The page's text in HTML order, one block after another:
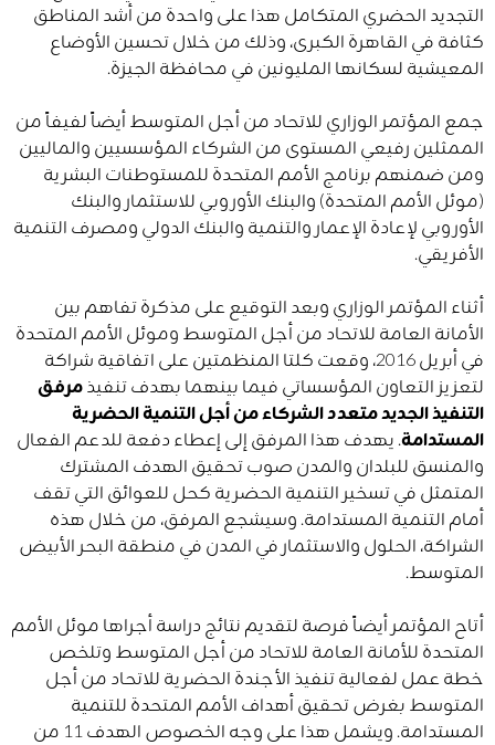
التجديد الحضري المتكامل هذا على واحدة من أشد المناطق
كثافة في القاهرة الكبرى، وذلك من خلال تحسين الأوضاع
المعيشية لسكانها المليونين في محافظة الجيزة.
جمع المؤتمر الوزاري للاتحاد من أجل المتوسط أيضاً لفيفاً من
الممثلين رفيعي المستوى من الشركاء المؤسسيين والماليين
ومن ضمنهم برنامج الأمم المتحدة للمستوطنات البشرية
(موئل الأمم المتحدة) والبنك الأوروبي للاستثمار والبنك
الأوروبي لإعادة الإعمار والتنمية والبنك الدولي ومصرف التنمية
الأفريقي.
أثناء المؤتمر الوزاري وبعد التوقيع على مذكرة تفاهم بين
الأمانة العامة للاتحاد من أجل المتوسط وموئل الأمم المتحدة
في أبريل 2016، وقعت كلتا المنظمتين على اتفاقية شراكة
لتعزيز التعاون المؤسساتي فيما بينهما بهدف تنفيذ مرفق
التنفيذ الجديد متعدد الشركاء من أجل التنمية الحضرية
المستدامة. يهدف هذا المرفق إلى إعطاء دفعة للدعم الفعال
والمنسق للبلدان والمدن صوب تحقيق الهدف المشترك
المتمثل في تسخير التنمية الحضرية كحل للعوائق التي تقف
أمام التنمية المستدامة. وسيشجع المرفق، من خلال هذه
الشراكة، الحلول والاستثمار في المدن في منطقة البحر الأبيض
المتوسط.
أتاح المؤتمر أيضاً فرصة لتقديم نتائج دراسة أجراها موئل الأمم
المتحدة للأمانة العامة للاتحاد من أجل المتوسط وتلخص
خطة عمل لفعالية تنفيذ الأجندة الحضرية للاتحاد من أجل
المتوسط بغرض تحقيق أهداف الأمم المتحدة للتنمية
المستدامة. ويشمل هذا على وجه الخصوص الهدف 11 من